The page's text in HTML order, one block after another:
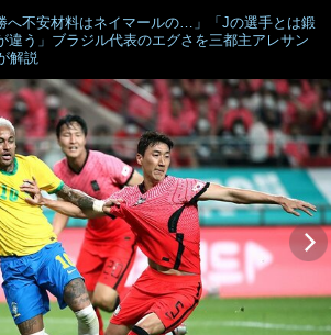
へ不安材料はネイマールの…」「Jの選手とは鍛
違う」ブラジル代表のエグさを三都主アレサン
解説